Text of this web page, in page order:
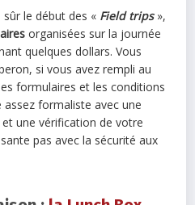
sûr le début des « Field trips»,
organisées sur la journée
quelques dollars. Vous
si vous avez rempli au
formulaires et les conditions
assez formaliste avec une
et une vérification de votre
pas avec la sécurité aux